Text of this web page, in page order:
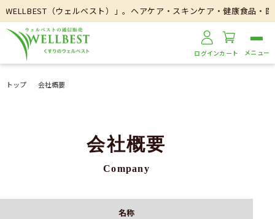
（ウェルベスト）」。ヘアケア・スキンケア・健康食品・医
ログインカート
トップ 会社概要
会社概要
Company
名称